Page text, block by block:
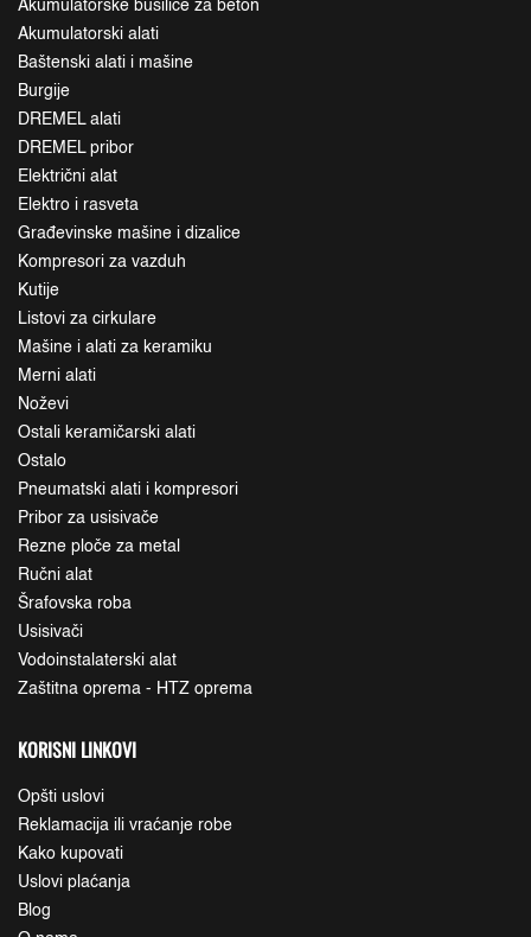
Akumulatorske bušilice za beton
Akumulatorski alati
Baštenski alati i mašine
Burgije
DREMEL alati
DREMEL pribor
Električni alat
Elektro i rasveta
Građevinske mašine i dizalice
Kompresori za vazduh
Kutije
Listovi za cirkulare
Mašine i alati za keramiku
Merni alati
Noževi
Ostali keramičarski alati
Ostalo
Pneumatski alati i kompresori
Pribor za usisivače
Rezne ploče za metal
Ručni alat
Šrafovska roba
Usisivači
Vodoinstalaterski alat
Zaštitna oprema - HTZ oprema
KORISNI LINKOVI
Opšti uslovi
Reklamacija ili vraćanje robe
Kako kupovati
Uslovi plaćanja
Blog